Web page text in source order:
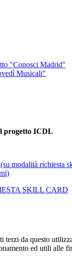
"Conosci Madrid"
Musicali"
progetto ICDL
modalità richiesta
SKILL CARD
terzi da questo
ed utili alle